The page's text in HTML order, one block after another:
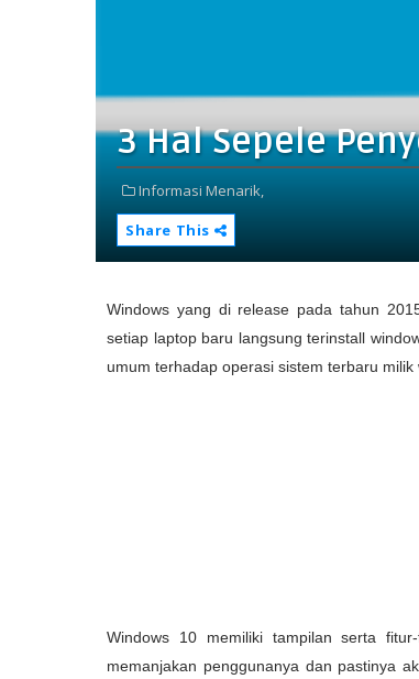
3 Hal Sepele
Informasi Menarik,
Share This
Windows yang di release pada tahun
setiap laptop baru langsung terinstall
umum terhadap operasi sistem terbaru milik
Windows 10 memiliki tampilan serta
memanjakan penggunanya dan pastinya